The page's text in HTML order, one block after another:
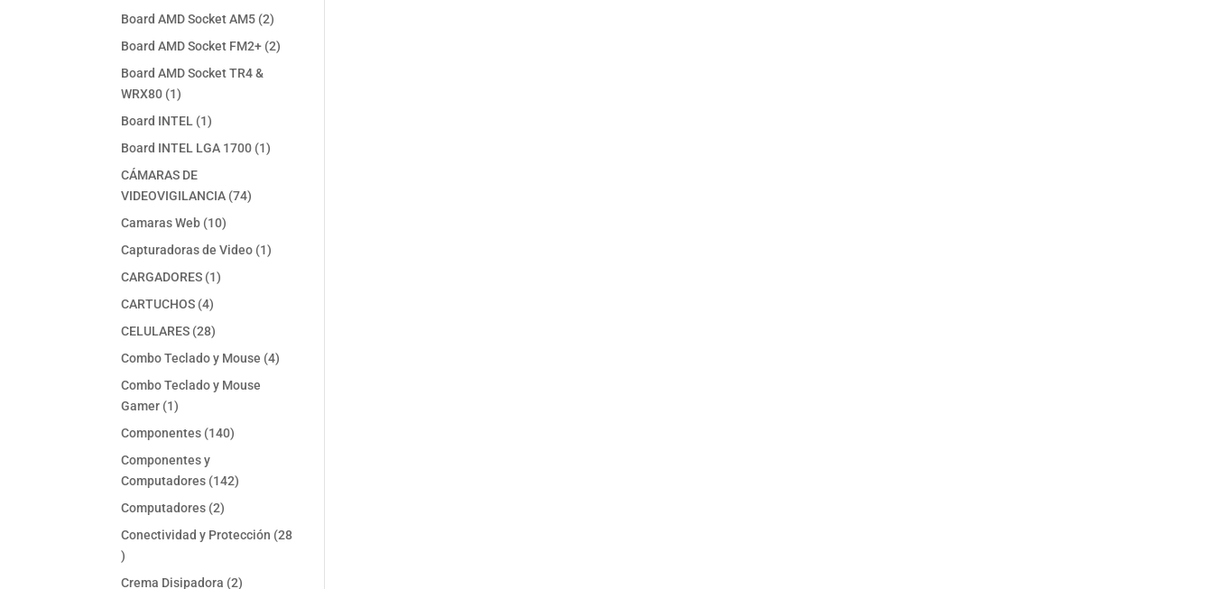
productos
Board AMD Socket AM5 22
productos
Board AMD Socket FM2+ 22
Board AMD Socket TR4 &
WRX80 11
producto
Board INTEL 11
producto
Board INTEL LGA 1700 11
CÁMARAS DE
VIDEOVIGILANCIA 7474
Camaras Web 1010
productos
Capturadoras de Video 11
CARGADORES 11
CARTUCHOS 44
productos
CELULARES 2828
productos
Combo Teclado y Mouse 44
Combo Teclado y Mouse
Gamer 11
producto
Componentes 140140
Componentes y
Computadores 142142
Computadores 22
productos
Conectividad y Protección 28
28
productos
Crema Disipadora 22